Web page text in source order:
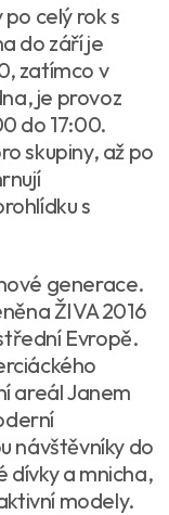
celý rok s
do září je
zatímco v
je provoz
do 17:00.
skupiny, až po
s
generace.
ŽIVA 2016
Evropě.
areál Janem
návštěvníky do
dívky a mnicha,
modely.